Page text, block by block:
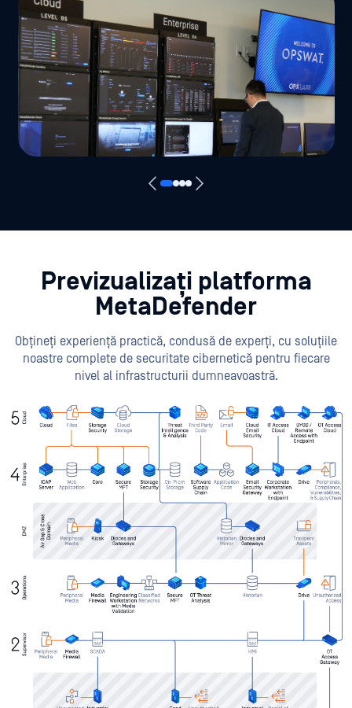
Previzualizați platforma
MetaDefender
Obțineți experiență practică, condusă de experți, cu soluțiile
noastre complete de securitate cibernetică pentru fiecare
nivel al infrastructurii dumneavoastră.